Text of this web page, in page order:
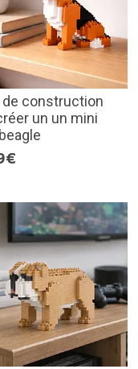
de construction
un un mini